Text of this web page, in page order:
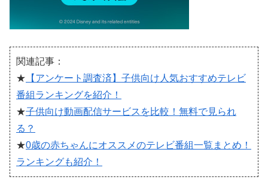
関連記事：
★ 【アンケート調査済】子供向け人気おすすめテレビ
番組ランキングを紹介！
★子供向け動画配信サービスを比較！無料で見られ
る？
★0歳の赤ちゃんにオススメのテレビ番組一覧まとめ！
ランキングも紹介！